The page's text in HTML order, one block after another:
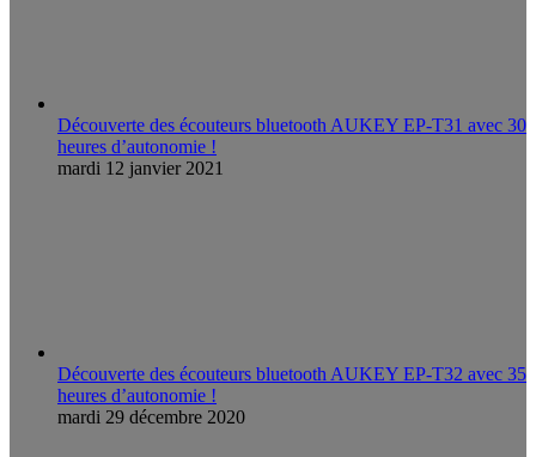
Découverte des écouteurs bluetooth AUKEY EP-T31 avec 30
heures d’autonomie !
mardi 12 janvier 2021
Découverte des écouteurs bluetooth AUKEY EP-T32 avec 35
heures d’autonomie !
mardi 29 décembre 2020